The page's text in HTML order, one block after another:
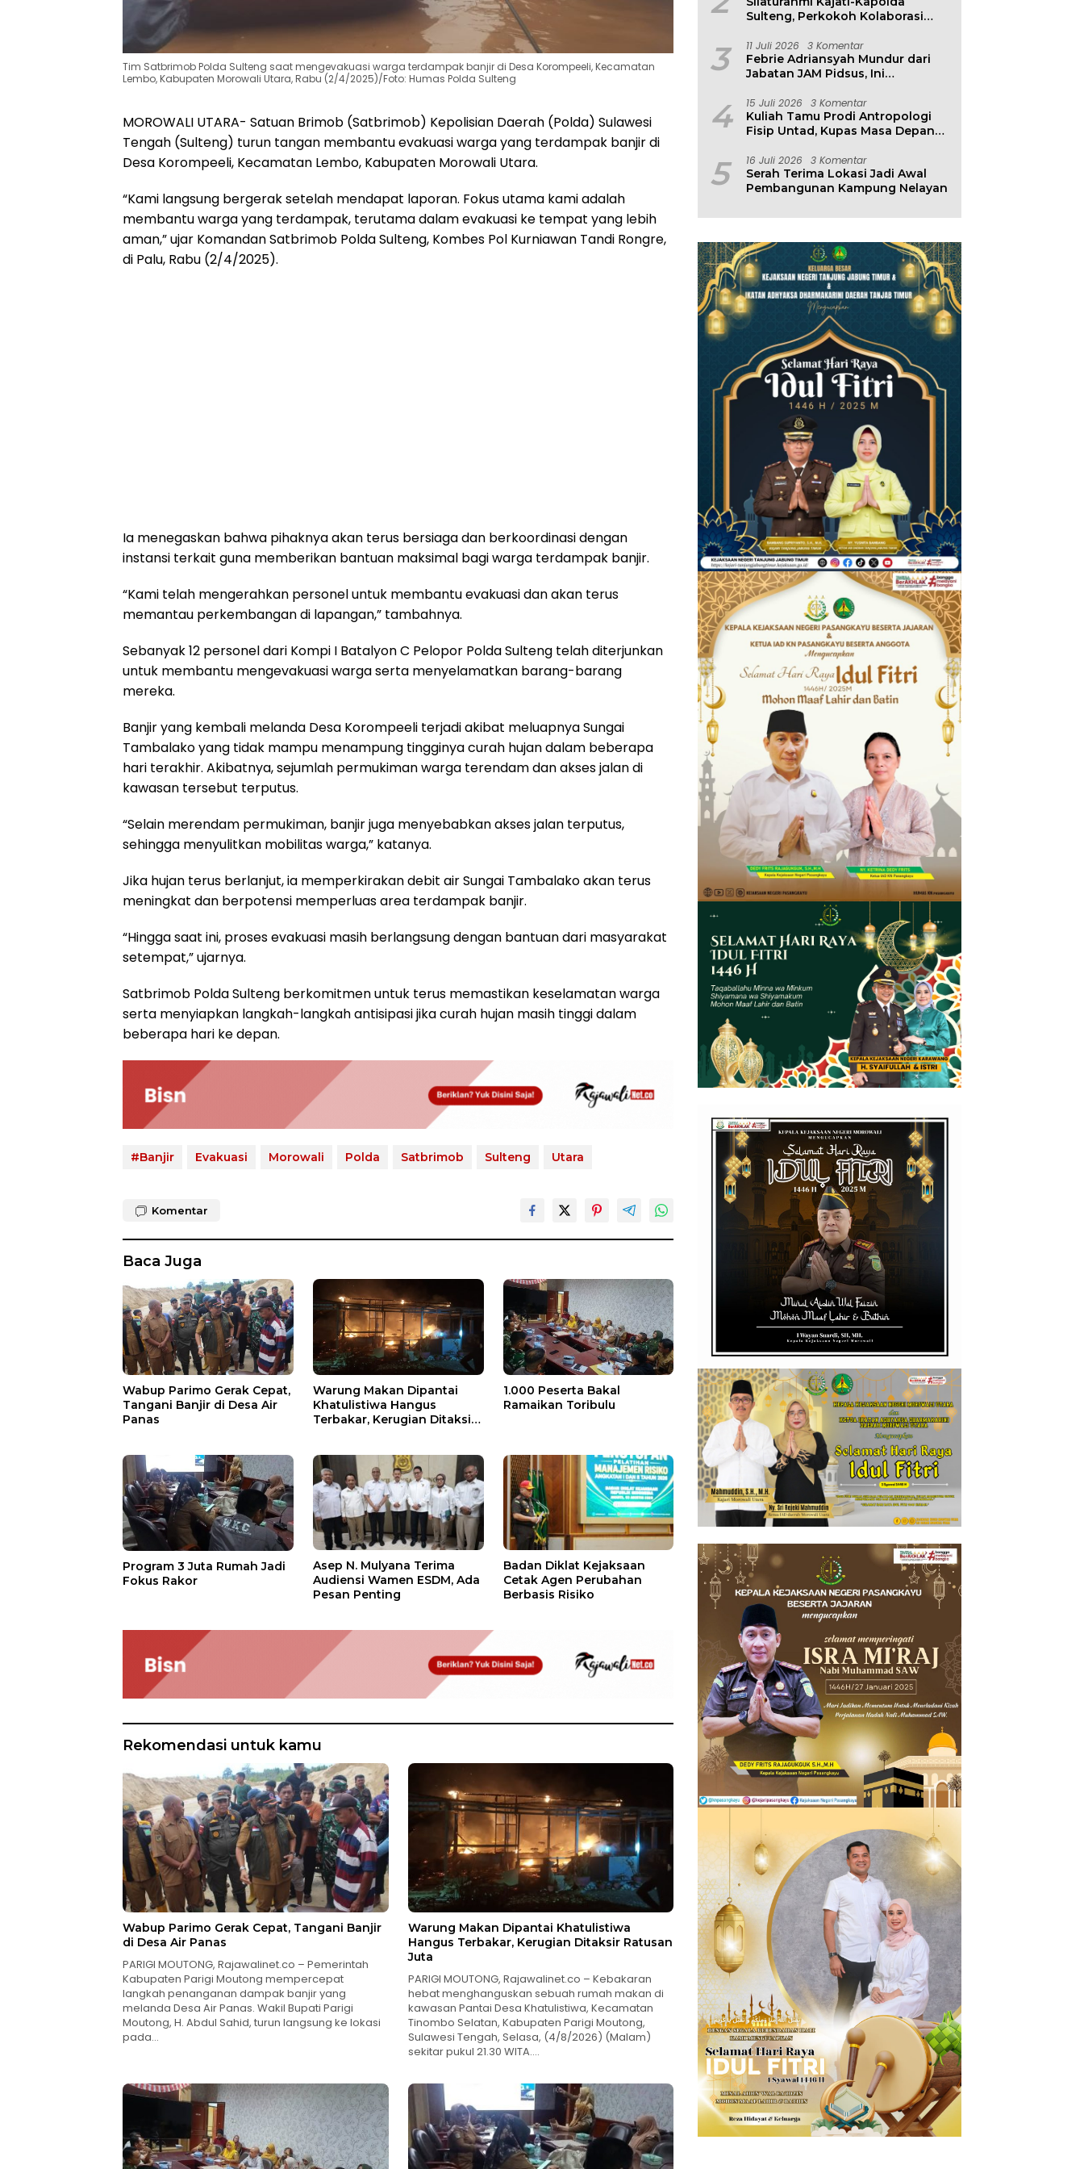
Tim Satbrimob Polda Sulteng saat mengevakuasi warga terdampak banjir di Desa Korompeeli, Kecamatan
Lembo, Kabupaten Morowali Utara, Rabu (2/4/2025)/Foto: Humas Polda Sulteng
MOROWALI UTARA- Satuan Brimob (Satbrimob) Kepolisian Daerah (Polda) Sulawesi
Tengah (Sulteng) turun tangan membantu evakuasi warga yang terdampak banjir di
Desa Korompeeli, Kecamatan Lembo, Kabupaten Morowali Utara.
“Kami langsung bergerak setelah mendapat laporan. Fokus utama kami adalah
membantu warga yang terdampak, terutama dalam evakuasi ke tempat yang lebih
aman,” ujar Komandan Satbrimob Polda Sulteng, Kombes Pol Kurniawan Tandi Rongre,
di Palu, Rabu (2/4/2025).
Ia menegaskan bahwa pihaknya akan terus bersiaga dan berkoordinasi dengan
instansi terkait guna memberikan bantuan maksimal bagi warga terdampak banjir.
“Kami telah mengerahkan personel untuk membantu evakuasi dan akan terus
memantau perkembangan di lapangan,” tambahnya.
Sebanyak 12 personel dari Kompi I Batalyon C Pelopor Polda Sulteng telah diterjunkan
untuk membantu mengevakuasi warga serta menyelamatkan barang-barang
mereka.
Banjir yang kembali melanda Desa Korompeeli terjadi akibat meluapnya Sungai
Tambalako yang tidak mampu menampung tingginya curah hujan dalam beberapa
hari terakhir. Akibatnya, sejumlah permukiman warga terendam dan akses jalan di
kawasan tersebut terputus.
“Selain merendam permukiman, banjir juga menyebabkan akses jalan terputus,
sehingga menyulitkan mobilitas warga,” katanya.
Jika hujan terus berlanjut, ia memperkirakan debit air Sungai Tambalako akan terus
meningkat dan berpotensi memperluas area terdampak banjir.
“Hingga saat ini, proses evakuasi masih berlangsung dengan bantuan dari masyarakat
setempat,” ujarnya.
Satbrimob Polda Sulteng berkomitmen untuk terus memastikan keselamatan warga
serta menyiapkan langkah-langkah antisipasi jika curah hujan masih tinggi dalam
beberapa hari ke depan.
#Banjir Evakuasi Morowali Polda Satbrimob Sulteng Utara
Komentar
Baca Juga
Wabup Parimo Gerak Cepat,
Tangani Banjir di Desa Air
Panas
Warung Makan Dipantai
Khatulistiwa Hangus
Terbakar, Kerugian Ditaksir
1.000 Peserta Bakal
Ramaikan Toribulu
Program 3 Juta Rumah Jadi
Fokus Rakor
Asep N. Mulyana Terima
Audiensi Wamen ESDM, Ada
Pesan Penting
Badan Diklat Kejaksaan
Cetak Agen Perubahan
Berbasis Risiko
Rekomendasi untuk kamu
Wabup Parimo Gerak Cepat, Tangani Banjir
di Desa Air Panas
PARIGI MOUTONG, Rajawalinet.co – Pemerintah
Kabupaten Parigi Moutong mempercepat
langkah penanganan dampak banjir yang
melanda Desa Air Panas. Wakil Bupati Parigi
Moutong, H. Abdul Sahid, turun langsung ke lokasi
pada…
Warung Makan Dipantai Khatulistiwa
Hangus Terbakar, Kerugian Ditaksir Ratusan
Juta
PARIGI MOUTONG, Rajawalinet.co – Kebakaran
hebat menghanguskan sebuah rumah makan di
kawasan Pantai Desa Khatulistiwa, Kecamatan
Tinombo Selatan, Kabupaten Parigi Moutong,
Sulawesi Tengah, Selasa, (4/8/2026) (Malam)
sekitar pukul 21.30 WITA….
Sulteng, Perkokoh Kolaborasi
3 11 Juli 2026 3 Komentar
Febrie Adriansyah Mundur dari
Jabatan JAM Pidsus, Ini
4 15 Juli 2026 3 Komentar
Kuliah Tamu Prodi Antropologi
Fisip Untad, Kupas Masa Depan
Lingkungan
5 16 Juli 2026 3 Komentar
Serah Terima Lokasi Jadi Awal
Pembangunan Kampung Nelayan